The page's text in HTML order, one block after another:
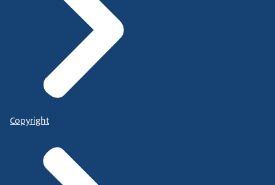
Copyright